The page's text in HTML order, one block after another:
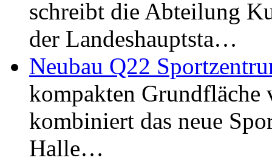
schreibt die Abteilung
der Landeshauptsta…
Neubau Q22
kompakten Grundfläche
kombiniert das neue
Halle…